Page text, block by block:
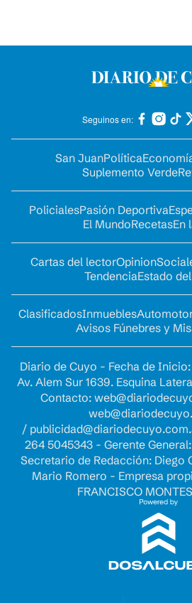
Seguinos en:
San JuanPolítica
Suplemento Verde
PolicialesPasión Deportiva
El MundoRecetasEn
Cartas del lectorOpinion
TendenciaEstado
ClasificadosInmuebles
Avisos Fúnebres y
Diario de Cuyo - Fecha de
Av. Alem Sur 1639. Esquina
Contacto:
/
264 5045343 - Gerente
Secretario de Redacción: Diego
Mario Romero - Empresa
FRANCISCO